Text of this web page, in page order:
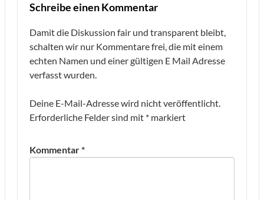
Schreibe einen Kommentar
Damit die Diskussion fair und transparent bleibt,
schalten wir nur Kommentare frei, die mit einem
echten Namen und einer gültigen E Mail Adresse
verfasst wurden.
Deine E-Mail-Adresse wird nicht veröffentlicht.
Erforderliche Felder sind mit * markiert
Kommentar*